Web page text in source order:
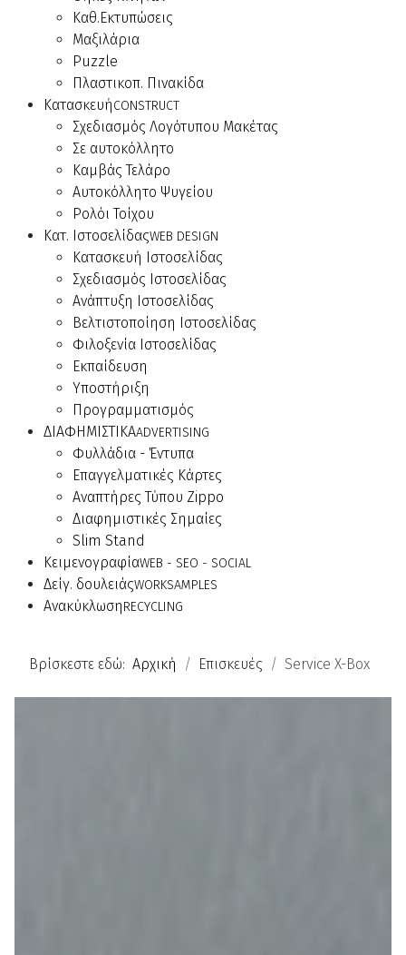
Καθ.Εκτυπώσεις
Μαξιλάρια
Puzzle
Πλαστικοπ. Πινακίδα
ΚατασκευήCONSTRUCT
Σχεδιασμός Λογότυπου Μακέτας
Σε αυτοκόλλητο
Καμβάς Τελάρο
Αυτοκόλλητο Ψυγείου
Ρολόι Τοίχου
Κατ. ΙστοσελίδαςWEB DESIGN
Κατασκευή Ιστοσελίδας
Σχεδιασμός Ιστοσελίδας
Ανάπτυξη Ιστοσελίδας
Βελτιστοποίηση Ιστοσελίδας
Φιλοξενία Ιστοσελίδας
Εκπαίδευση
Υποστήριξη
Προγραμματισμός
ΔΙΑΦΗΜΙΣΤΙΚΑADVERTISING
Φυλλάδια - Έντυπα
Επαγγελματικές Κάρτες
Αναπτήρες Τύπου Zippo
Διαφημιστικές Σημαίες
Slim Stand
ΚειμενογραφίαWEB - SEO - SOCIAL
Δείγ. δουλειάςWORKSAMPLES
ΑνακύκλωσηRECYCLING
Βρίσκεστε εδώ: Αρχική Επισκευές Service X-Box